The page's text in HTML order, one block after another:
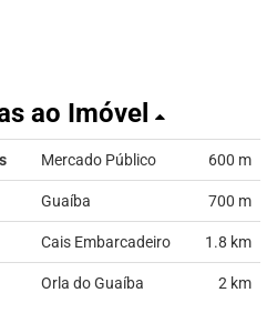
ao Imóvel
Mercado Público 600 m
Guaíba 700 m
Cais Embarcadeiro 1.8 km
Orla do Guaíba 2 km